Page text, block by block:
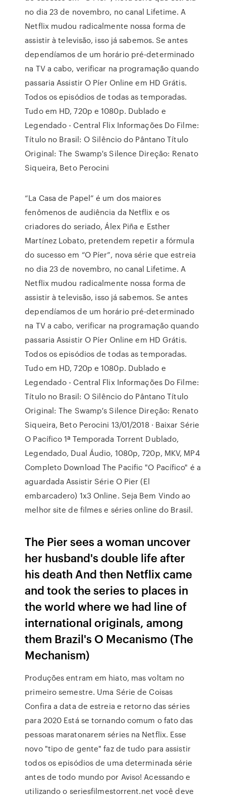
no dia 23 de novembro, no canal Lifetime. A
Netflix mudou radicalmente nossa forma de
assistir à televisão, isso já sabemos. Se antes
dependíamos de um horário pré-determinado
na TV a cabo, verificar na programação quando
passaria Assistir O Píer Online em HD Grátis.
Todos os episódios de todas as temporadas.
Tudo em HD, 720p e 1080p. Dublado e
Legendado - Central Flix Informações Do Filme:
Título no Brasil: O Silêncio do Pântano Título
Original: The Swamp′s Silence Direção: Renato
Siqueira, Beto Perocini
“La Casa de Papel” é um dos maiores
fenômenos de audiência da Netflix e os
criadores do seriado, Álex Piña e Esther
Martínez Lobato, pretendem repetir a fórmula
do sucesso em “O Píer”, nova série que estreia
no dia 23 de novembro, no canal Lifetime. A
Netflix mudou radicalmente nossa forma de
assistir à televisão, isso já sabemos. Se antes
dependíamos de um horário pré-determinado
na TV a cabo, verificar na programação quando
passaria Assistir O Píer Online em HD Grátis.
Todos os episódios de todas as temporadas.
Tudo em HD, 720p e 1080p. Dublado e
Legendado - Central Flix Informações Do Filme:
Título no Brasil: O Silêncio do Pântano Título
Original: The Swamp′s Silence Direção: Renato
Siqueira, Beto Perocini 13/01/2018 · Baixar Série
O Pacífico 1ª Temporada Torrent Dublado,
Legendado, Dual Áudio, 1080p, 720p, MKV, MP4
Completo Download The Pacific "O Pacífico" é a
aguardada Assistir Série O Pier (El
embarcadero) 1x3 Online. Seja Bem Vindo ao
melhor site de filmes e séries online do Brasil.
The Pier sees a woman uncover
her husband's double life after
his death And then Netflix came
and took the series to places in
the world where we had line of
international originals, among
them Brazil's O Mecanismo (The
Mechanism)
Produções entram em hiato, mas voltam no
primeiro semestre. Uma Série de Coisas
Confira a data de estreia e retorno das séries
para 2020 Está se tornando comum o fato das
pessoas maratonarem séries na Netflix. Esse
novo "tipo de gente" faz de tudo para assistir
todos os episódios de uma determinada série
antes de todo mundo por Aviso! Acessando e
utilizando o seriesfilmestorrent.net você deve